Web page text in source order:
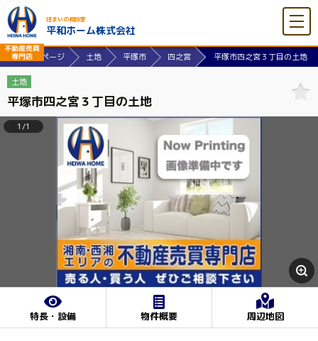
住まいの相談室
平和ホーム株式会社
社ホームページ 土地 平塚市 四之宮 平塚市四之宮３丁目の土地
土地
平塚市四之宮３丁目の土地
1/1
特長・設備 物件概要 周辺地図